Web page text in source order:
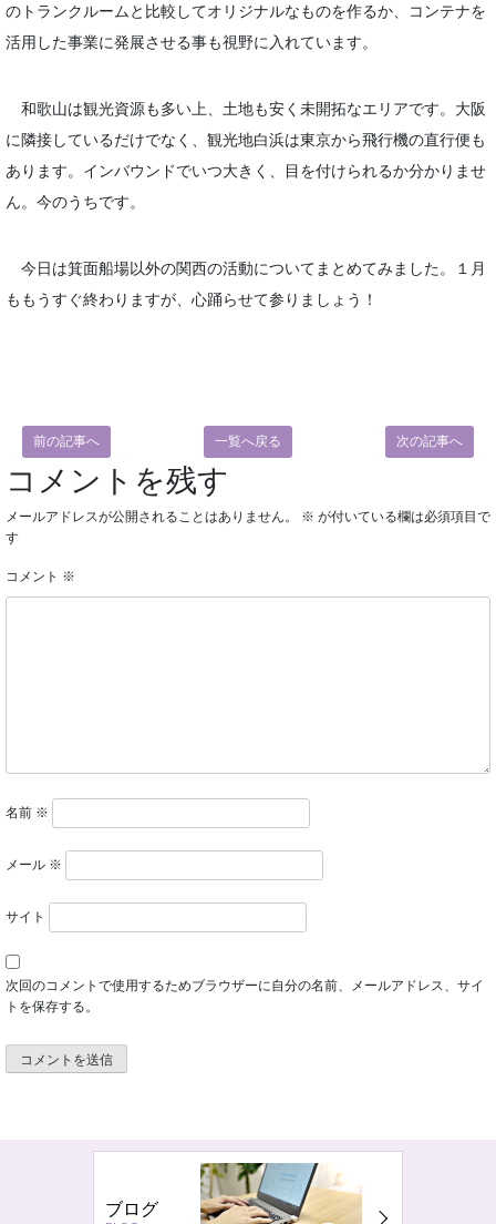
のトランクルームと比較してオリジナルなものを作るか、コンテナを
活用した事業に発展させる事も視野に入れています。
和歌山は観光資源も多い上、土地も安く未開拓なエリアです。大阪
に隣接しているだけでなく、観光地白浜は東京から飛行機の直行便も
あります。インバウンドでいつ大きく、目を付けられるか分かりませ
ん。今のうちです。
今日は箕面船場以外の関西の活動についてまとめてみました。１月
ももうすぐ終わりますが、心踊らせて参りましょう！
前の記事へ 一覧へ戻る 次の記事へ
コメントを残す
メールアドレスが公開されることはありません。 ※ が付いている欄は必須項目で
す
コメント ※
名前 ※
メール ※
サイト
次回のコメントで使用するためブラウザーに自分の名前、メールアドレス、サイ
トを保存する。
ブログ